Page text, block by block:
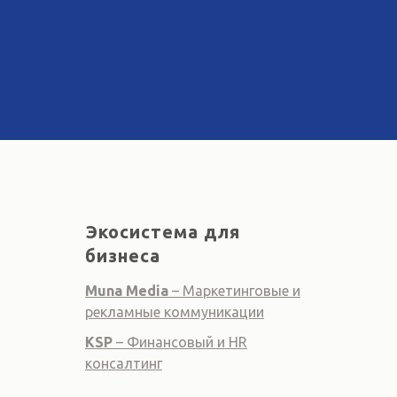
Экосистема для
бизнеса
Muna Media – Маркетинговые и
рекламные коммуникации
KSP – Финансовый и HR
консалтинг